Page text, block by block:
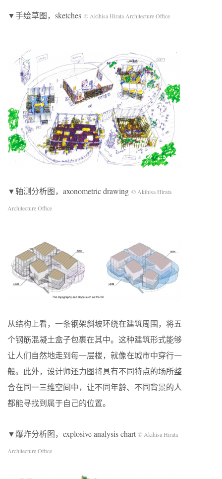
▼手绘草图，sketches © Akihisa Hirata Architecture Office
▼轴测分析图，axonometric drawing © Akihisa Hirata
Architecture Office
从结构上看，一条钢架斜坡环绕在建筑周围，将五
个钢筋混凝土盒子包裹在其中。这种建筑形式能够
让人们自然地走到每一层楼，就像在城市中穿行一
般。此外，设计师还力图将具有不同特点的场所整
合在同一三维空间中，让不同年龄、不同背景的人
都能寻找到属于自己的位置。
▼爆炸分析图，explosive analysis chart © Akihisa Hirata
Architecture Office